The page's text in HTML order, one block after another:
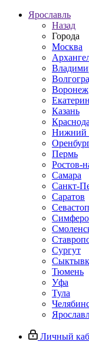
Ярославль
Назад
Города
Москва
Воронеж
Казань
Нижний
Пермь
Ростов-
Самара
Санкт-
Саратов
Сургут
Тюмень
Уфа
Тула
Личный